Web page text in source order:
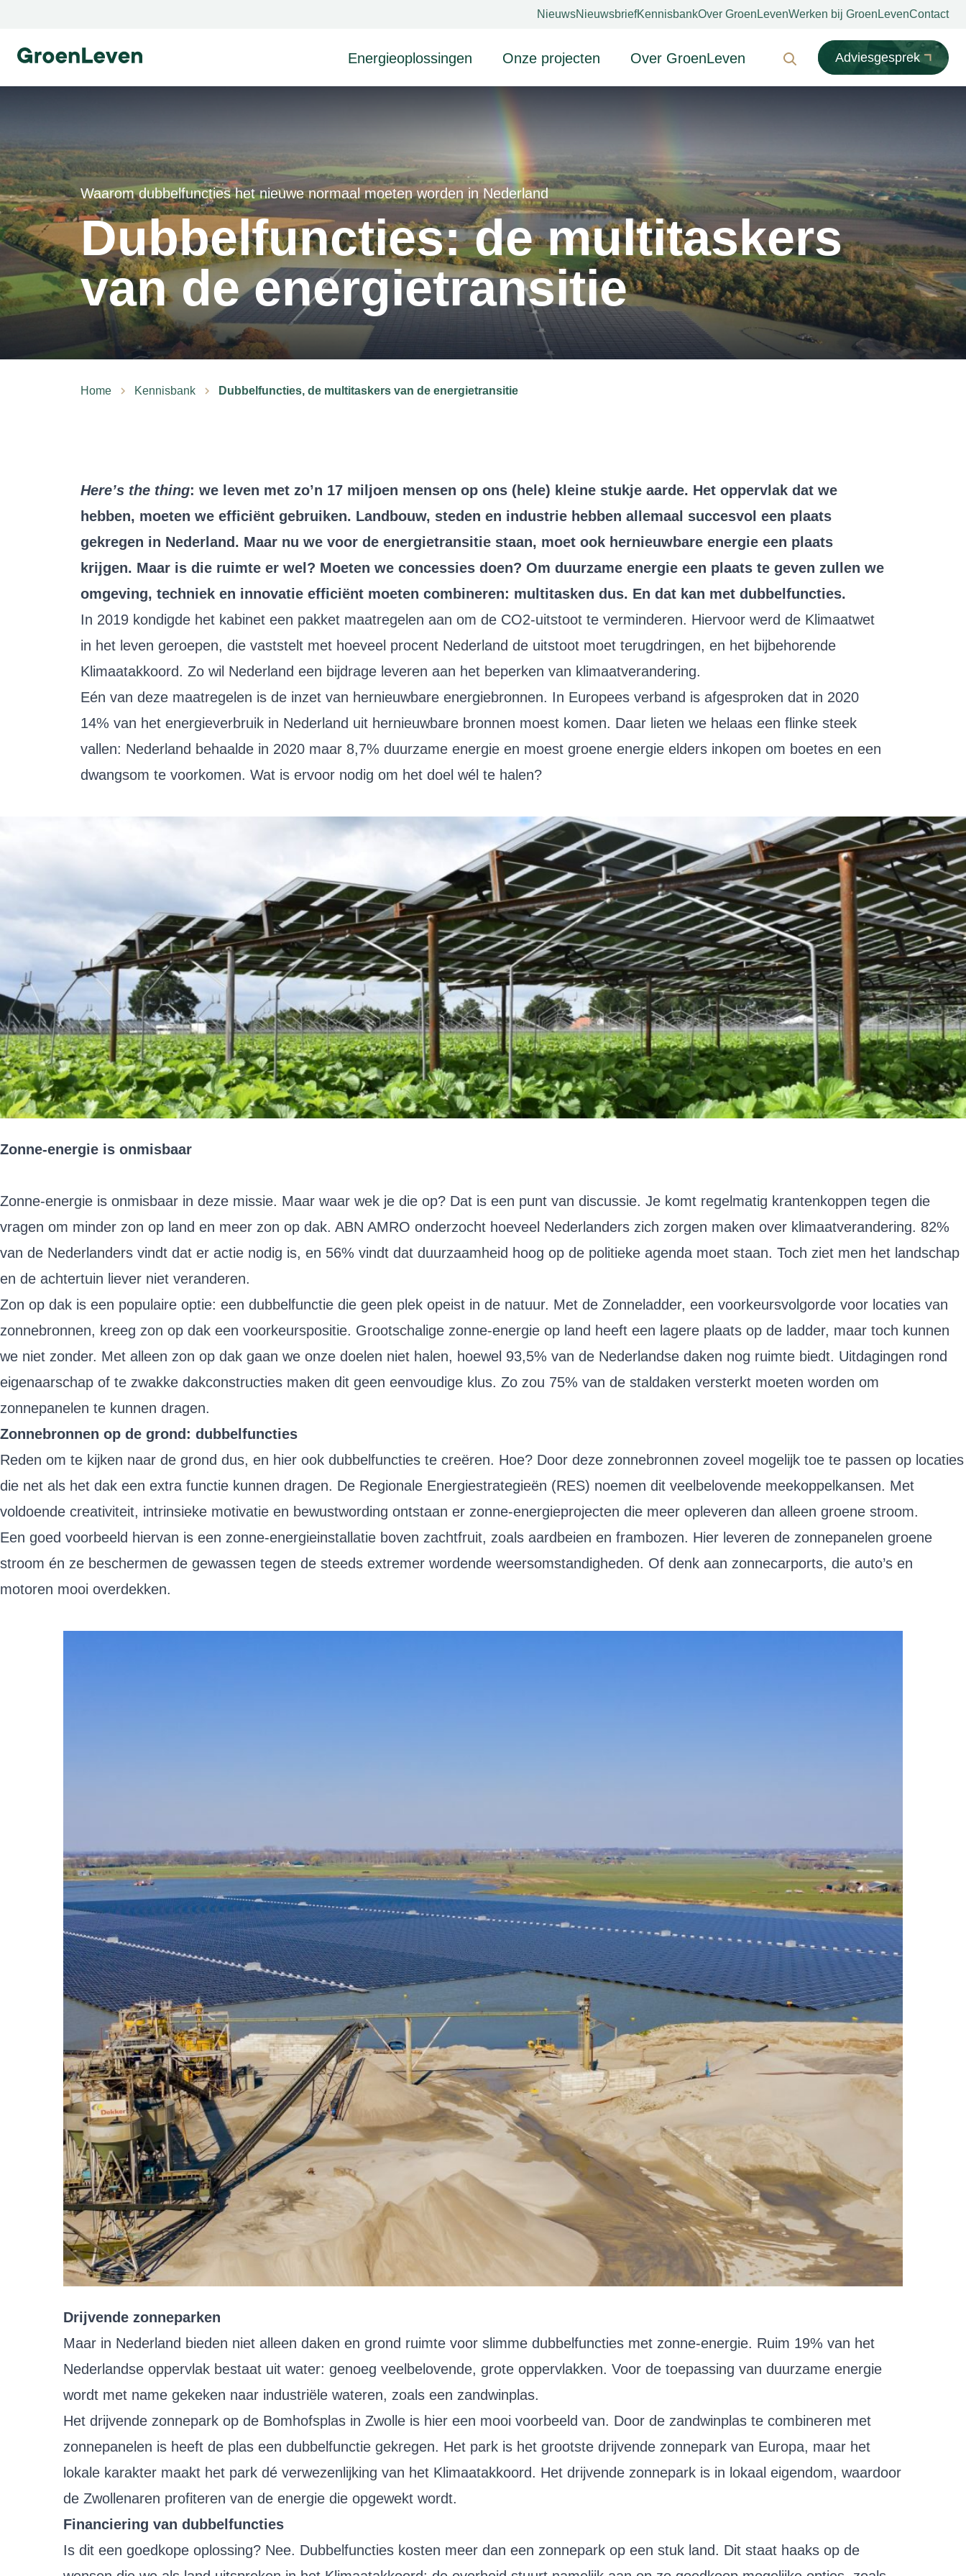
NieuwsNieuwsbriefKennisbankOver GroenLevenWerken bij GroenLevenContact
Ga naar homepage Energieoplossingen
Zonnepanelen op grond
Drijvende zonneparken
Agri-pv
Onze projecten Over GroenLeven
Biodiversiteit
Dubbelfunctie
Innovatie
Inpassing
Participatie
MVO
Zoeken
Adviesgesprek
Waarom dubbelfuncties het nieuwe normaal moeten worden in Nederland
Dubbelfuncties: de multitaskers
van de energietransitie
Home Kennisbank Dubbelfuncties, de multitaskers van de energietransitie
Here’s the thing: we leven met zo’n 17 miljoen mensen op ons (hele) kleine stukje aarde. Het oppervlak dat we
hebben, moeten we efficiënt gebruiken. Landbouw, steden en industrie hebben allemaal succesvol een plaats
gekregen in Nederland. Maar nu we voor de energietransitie staan, moet ook hernieuwbare energie een plaats
krijgen. Maar is die ruimte er wel? Moeten we concessies doen? Om duurzame energie een plaats te geven zullen we
omgeving, techniek en innovatie efficiënt moeten combineren: multitasken dus. En dat kan met dubbelfuncties.
In 2019 kondigde het kabinet een pakket maatregelen aan om de CO2-uitstoot te verminderen. Hiervoor werd de Klimaatwet
in het leven geroepen, die vaststelt met hoeveel procent Nederland de uitstoot moet terugdringen, en het bijbehorende
Klimaatakkoord. Zo wil Nederland een bijdrage leveren aan het beperken van klimaatverandering.
Eén van deze maatregelen is de inzet van hernieuwbare energiebronnen. In Europees verband is afgesproken dat in 2020
14% van het energieverbruik in Nederland uit hernieuwbare bronnen moest komen. Daar lieten we helaas een flinke steek
vallen: Nederland behaalde in 2020 maar 8,7% duurzame energie en moest groene energie elders inkopen om boetes en een
dwangsom te voorkomen. Wat is ervoor nodig om het doel wél te halen?
Zonne-energie is onmisbaar
Zonne-energie is onmisbaar in deze missie. Maar waar wek je die op? Dat is een punt van discussie. Je komt regelmatig krantenkoppen tegen die
vragen om minder zon op land en meer zon op dak. ABN AMRO onderzocht hoeveel Nederlanders zich zorgen maken over klimaatverandering. 82%
van de Nederlanders vindt dat er actie nodig is, en 56% vindt dat duurzaamheid hoog op de politieke agenda moet staan. Toch ziet men het landschap
en de achtertuin liever niet veranderen.
Zon op dak is een populaire optie: een dubbelfunctie die geen plek opeist in de natuur. Met de Zonneladder, een voorkeursvolgorde voor locaties van
zonnebronnen, kreeg zon op dak een voorkeurspositie. Grootschalige zonne-energie op land heeft een lagere plaats op de ladder, maar toch kunnen
we niet zonder. Met alleen zon op dak gaan we onze doelen niet halen, hoewel 93,5% van de Nederlandse daken nog ruimte biedt. Uitdagingen rond
eigenaarschap of te zwakke dakconstructies maken dit geen eenvoudige klus. Zo zou 75% van de staldaken versterkt moeten worden om
zonnepanelen te kunnen dragen.
Zonnebronnen op de grond: dubbelfuncties
Reden om te kijken naar de grond dus, en hier ook dubbelfuncties te creëren. Hoe? Door deze zonnebronnen zoveel mogelijk toe te passen op locaties
die net als het dak een extra functie kunnen dragen. De Regionale Energiestrategieën (RES) noemen dit veelbelovende meekoppelkansen. Met
voldoende creativiteit, intrinsieke motivatie en bewustwording ontstaan er zonne-energieprojecten die meer opleveren dan alleen groene stroom.
Een goed voorbeeld hiervan is een zonne-energieinstallatie boven zachtfruit, zoals aardbeien en frambozen. Hier leveren de zonnepanelen groene
stroom én ze beschermen de gewassen tegen de steeds extremer wordende weersomstandigheden. Of denk aan zonnecarports, die auto’s en
motoren mooi overdekken.
Drijvende zonneparken
Maar in Nederland bieden niet alleen daken en grond ruimte voor slimme dubbelfuncties met zonne-energie. Ruim 19% van het
Nederlandse oppervlak bestaat uit water: genoeg veelbelovende, grote oppervlakken. Voor de toepassing van duurzame energie
wordt met name gekeken naar industriële wateren, zoals een zandwinplas.
Het drijvende zonnepark op de Bomhofsplas in Zwolle is hier een mooi voorbeeld van. Door de zandwinplas te combineren met
zonnepanelen is heeft de plas een dubbelfunctie gekregen. Het park is het grootste drijvende zonnepark van Europa, maar het
lokale karakter maakt het park dé verwezenlijking van het Klimaatakkoord. Het drijvende zonnepark is in lokaal eigendom, waardoor
de Zwollenaren profiteren van de energie die opgewekt wordt.
Financiering van dubbelfuncties
Is dit een goedkope oplossing? Nee. Dubbelfuncties kosten meer dan een zonnepark op een stuk land. Dit staat haaks op de